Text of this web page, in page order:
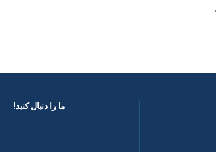
ما را دنبال کنید! ​